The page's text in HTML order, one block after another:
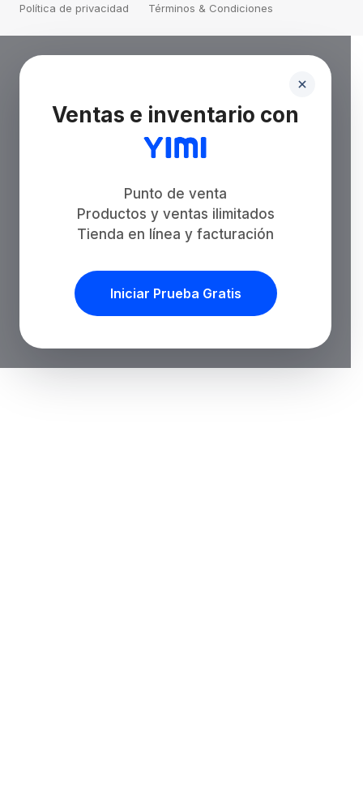
Política de privacidad
Términos & Condiciones
Ventas e inventario con
Punto de venta
Productos y ventas ilimitados
Tienda en línea y facturación
Iniciar Prueba Gratis